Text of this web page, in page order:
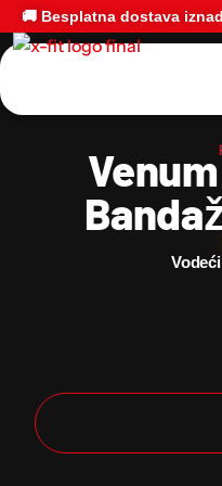
🚚 Besplatna dostava